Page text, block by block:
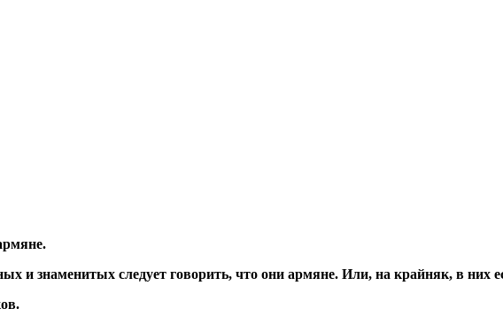
и знаменитых следует говорить, что они армяне. Или, на крайняк, в них